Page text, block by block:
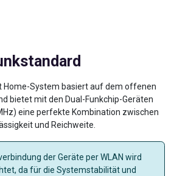
Home-System basiert auf dem offenen
bietet mit den Dual-Funkchip-Geräten
eine perfekte Kombination zwischen
und Reichweite.
der Geräte per WLAN wird
da für die Systemstabilität und